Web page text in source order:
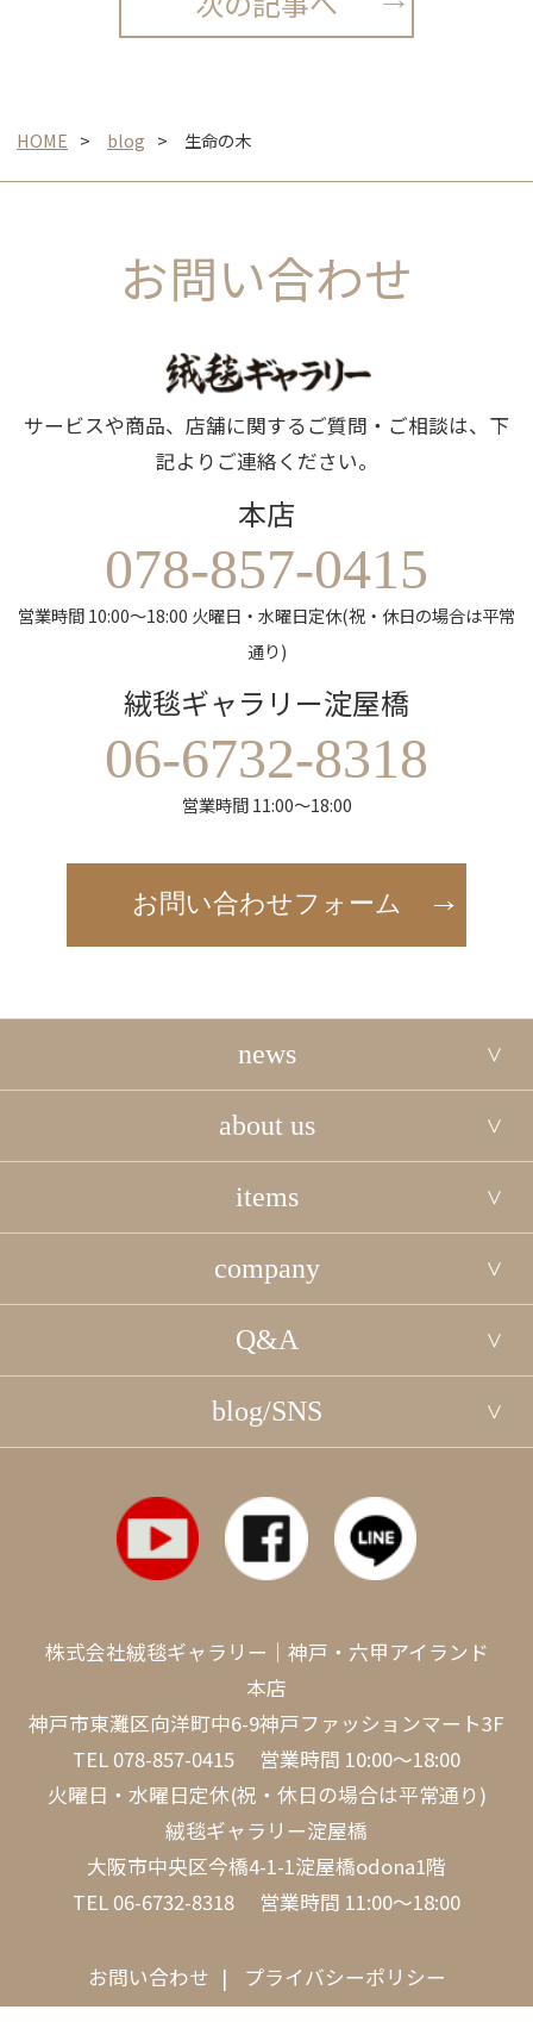
HOME blog 生命の木
お問い合わせ
サービスや商品、店舗に関するご質問・ご相談は、下
記よりご連絡ください。
本店
078-857-0415
営業時間 10:00～18:00 火曜日・水曜日定休(祝・休日の場合は平常
通り)
絨毯ギャラリー淀屋橋
06-6732-8318
営業時間 11:00～18:00
お問い合わせフォーム
news
about us
items
company
Q&A
blog/SNS
株式会社絨毯ギャラリー｜神戸・六甲アイランド
本店
神戸市東灘区向洋町中6-9神戸ファッションマート3F
TEL 078-857-0415 営業時間 10:00～18:00
火曜日・水曜日定休(祝・休日の場合は平常通り)
絨毯ギャラリー淀屋橋
大阪市中央区今橋4-1-1淀屋橋odona1階
TEL 06-6732-8318 営業時間 11:00～18:00
お問い合わせ プライバシーポリシー